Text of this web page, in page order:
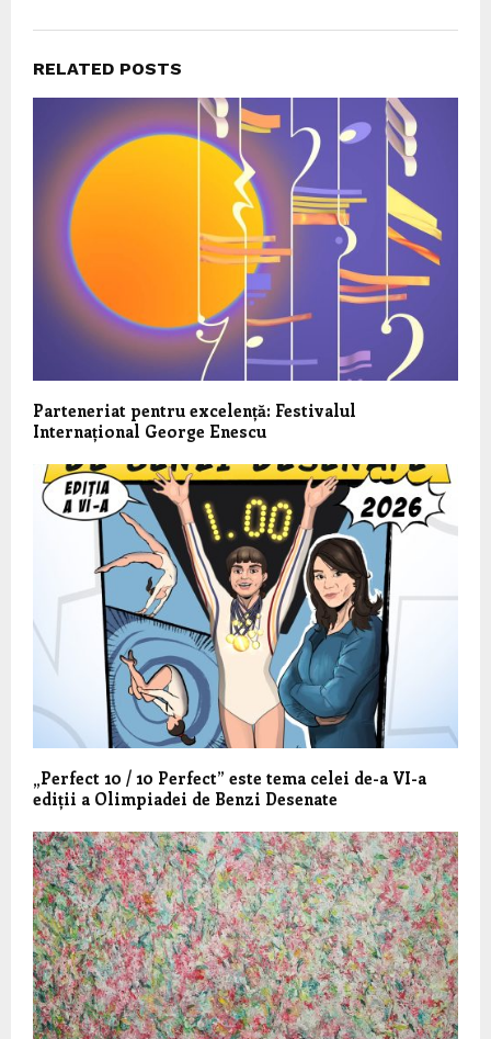
RELATED POSTS
Parteneriat pentru excelență: Festivalul
Internațional George Enescu
„Perfect 10 / 10 Perfect” este tema celei de-a VI-a
ediții a Olimpiadei de Benzi Desenate